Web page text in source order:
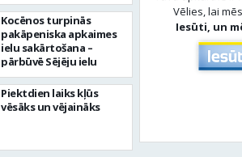
Kocēnos turpinās
pakāpeniska apkaimes
ielu sakārtošana –
pārbūvē Sējēju ielu
Piektdien laiks kļūs
vēsāks un vējaināks
Vēlies, lai
Iesūti, un